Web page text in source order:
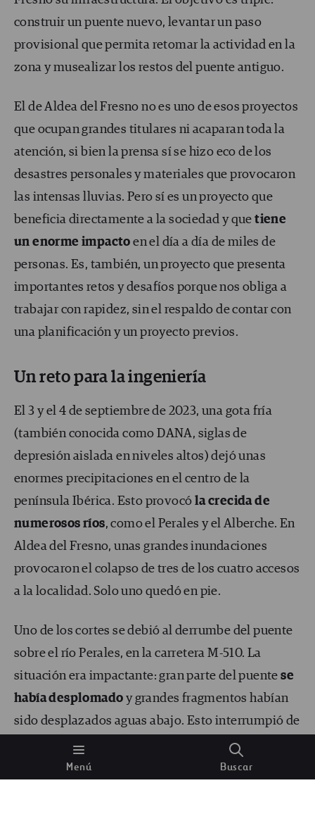
Menú Buscar
construir un puente nuevo, levantar un paso
provisional que permita retomar la actividad en la
zona y musealizar los restos del puente antiguo.
El de Aldea del Fresno no es uno de esos proyectos
que ocupan grandes titulares ni acaparan toda la
atención, si bien la prensa sí se hizo eco de los
desastres personales y materiales que provocaron
las intensas lluvias. Pero sí es un proyecto que
beneficia directamente a la sociedad y quetiene
un enorme impacto en el día a día de miles de
personas. Es, también, un proyecto que presenta
importantes retos y desafíos porque nos obliga a
trabajar con rapidez, sin el respaldo de contar con
una planificación y un proyecto previos.
Un reto para la ingeniería
El 3 y el 4 de septiembre de 2023, una gota fría
(también conocida como DANA, siglas de
depresión aislada en niveles altos) dejó unas
enormes precipitaciones en el centro de la
península Ibérica. Esto provocó la crecida de
numerosos ríos, como el Perales y el Alberche. En
Aldea del Fresno, unas grandes inundaciones
provocaron el colapso de tres de los cuatro accesos
a la localidad. Solo uno quedó en pie.
Uno de los cortes se debió al derrumbe del puente
sobre el río Perales, en la carretera M-510. La
situación era impactante: gran parte del puentese
había desplomado y grandes fragmentos habían
sido desplazados aguas abajo. Esto interrumpió de
un día para otro las actividades de los vecinos de la
zona y limitó enormemente su movilidad. Era